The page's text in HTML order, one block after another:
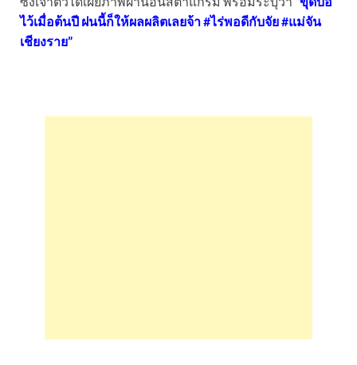
ไว้เมื่อต้นปี ฝนนี้ก็ให้ผลผลิตเลยจ้า #ไร่พอดีกับจัย #แม่จัน
เชียงราย”